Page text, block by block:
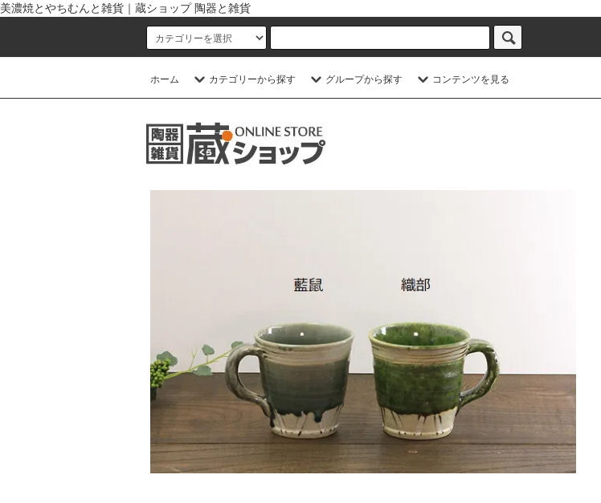
美濃焼とやちむんと雑貨｜蔵ショップ 陶器と雑貨
ホーム カテゴリーから探す グループから探す コンテンツを見る